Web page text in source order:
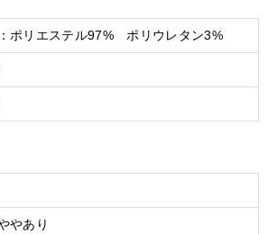
ポリエステル97% ポリウレタン3%
やあり